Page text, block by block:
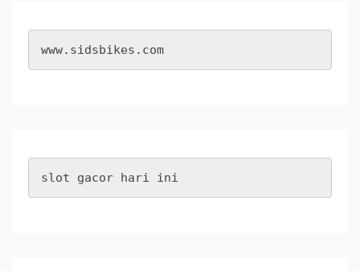
www.sidsbikes.com
slot gacor hari ini